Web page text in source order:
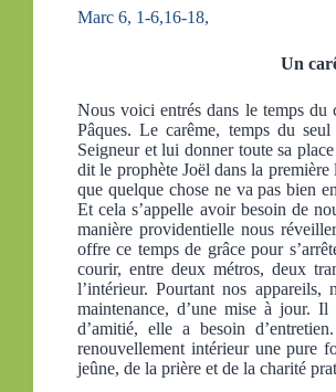
Marc 6, 1-6,16-18,
Un
Nous voici entrés dans le temps du
Pâques. Le carême, temps du
Seigneur et lui donner toute sa
dit le prophète Joël dans la
que quelque chose ne va pas bien
Et cela s’appelle avoir besoin de
manière providentielle nous
offre ce temps de grâce pour
courir, entre deux métros, deux
l’intérieur. Pourtant nos appareils,
maintenance, d’une mise à jour.
d’amitié, elle a besoin
renouvellement intérieur une pure
jeûne, de la prière et de la charité